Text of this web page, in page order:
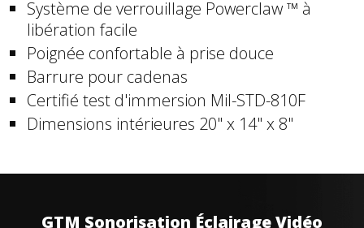
Système de verrouillage Powerclaw ™ à
libération facile
Poignée confortable à prise douce
Barrure pour cadenas
Certifié test d'immersion Mil-STD-810F
Dimensions intérieures 20" x 14" x 8"
GTM Sonorisation Éclairage Vidéo